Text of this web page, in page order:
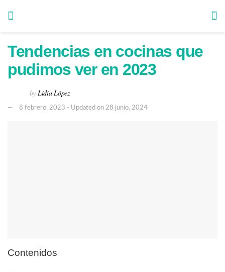
Tendencias en cocinas que
pudimos ver en 2023
by Lidia López
8 febrero, 2023 - Updated on 28 junio, 2024
Contenidos